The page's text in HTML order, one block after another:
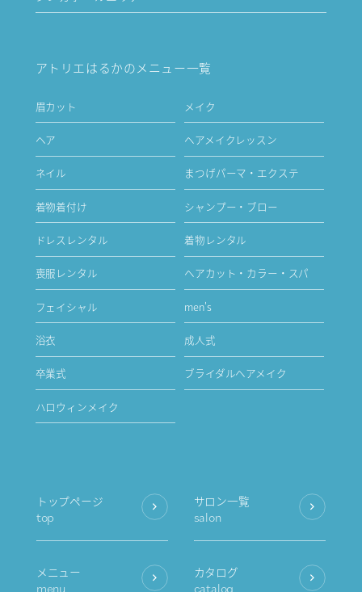
アトリエはるかのメニュー一覧
眉カット メイク
ヘア ヘアメイクレッスン
ネイル まつげパーマ・エクステ
着物着付け シャンプー・ブロー
ドレスレンタル 着物レンタル
喪服レンタル ヘアカット・カラー・スパ
フェイシャル men's
浴衣 成人式
卒業式 ブライダルヘアメイク
ハロウィンメイク
トップページ
top
サロン一覧
salon
メニュー
menu
カタログ
catalog